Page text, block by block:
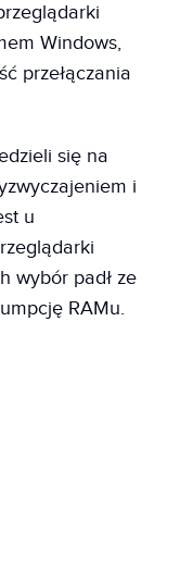
Windows,
przełączania
się na
i
u
wybór padł ze
RAMu.